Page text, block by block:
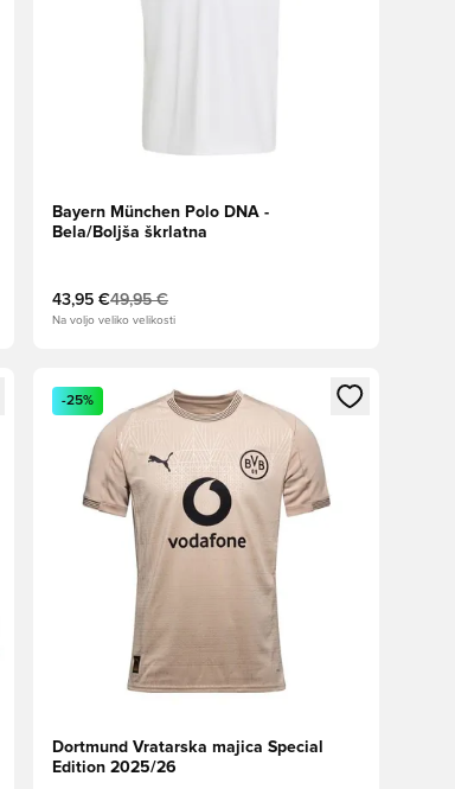
Bayern München Polo DNA -
Bela/Boljša škrlatna
43,95 €49,95 €
Na voljo veliko velikosti
Odpre Modal za prijavo ali vpis kot član
-25%
Dortmund Vratarska majica Special
Edition 2025/26